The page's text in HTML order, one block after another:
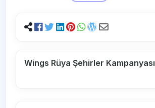
Wings Rüya Şehirler Kampanyası